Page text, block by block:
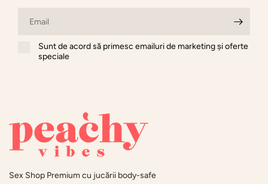
Sunt de acord să primesc emailuri de marketing și oferte
speciale
Sex Shop Premium cu jucării body-safe